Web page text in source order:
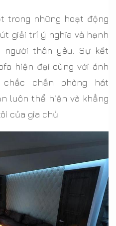
trong những hoạt động
giải trí ý nghĩa và hạnh
người thân yêu. Sự kết
hiện đại cùng với ánh
chắn phòng hát
luôn thể hiện và khẳng
của gia chủ.